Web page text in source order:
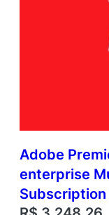
Adobe
enterprise
Subscription